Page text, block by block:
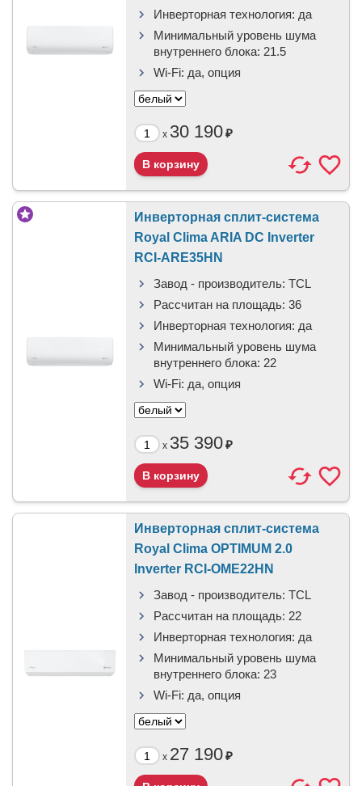
Инверторная технология: да
Минимальный уровень шума
внутреннего блока: 21.5
Wi-Fi: да, опция
x 30 190₽
Инверторная сплит-система
Royal Clima ARIA DC Inverter
RCI-ARE35HN
Завод - производитель: TCL
Рассчитан на площадь: 36
Инверторная технология: да
Минимальный уровень шума
внутреннего блока: 22
Wi-Fi: да, опция
x 35 390₽
Инверторная сплит-система
Royal Clima OPTIMUM 2.0
Inverter RCI-OME22HN
Завод - производитель: TCL
Рассчитан на площадь: 22
Инверторная технология: да
Минимальный уровень шума
внутреннего блока: 23
Wi-Fi: да, опция
x 27 190₽